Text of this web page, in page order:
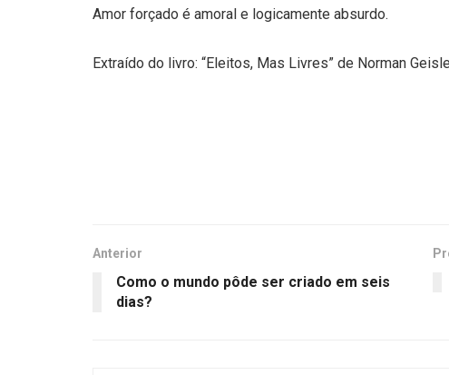
Amor forçado é amoral e logicamente absurdo.
Extraído do livro: “Eleitos, Mas Livres” de Norman
Anterior
Como o mundo pôde ser criado em seis
dias?